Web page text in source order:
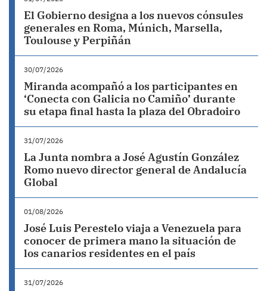
El Gobierno designa a los nuevos cónsules
generales en Roma, Múnich, Marsella,
Toulouse y Perpiñán
30/07/2026
Miranda acompañó a los participantes en
‘Conecta con Galicia no Camiño’ durante
su etapa final hasta la plaza del Obradoiro
31/07/2026
La Junta nombra a José Agustín González
Romo nuevo director general de Andalucía
Global
01/08/2026
José Luis Perestelo viaja a Venezuela para
conocer de primera mano la situación de
los canarios residentes en el país
31/07/2026